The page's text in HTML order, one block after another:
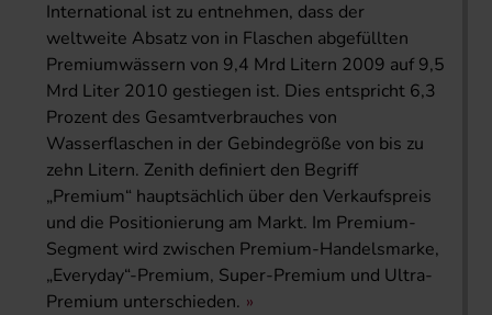
International ist zu entnehmen, dass der
weltweite Absatz von in Flaschen abgefüllten
Premiumwässern von 9,4 Mrd Litern 2009 auf 9,5
Mrd Liter 2010 gestiegen ist. Dies entspricht 6,3
Prozent des Gesamtverbrauches von
Wasserflaschen in der Gebindegröße von bis zu
zehn Litern. Zenith definiert den Begriff
„Premium“ hauptsächlich über den Verkaufspreis
und die Positionierung am Markt. Im Premium-
Segment wird zwischen Premium-Handelsmarke,
„Everyday“-Premium, Super-Premium und Ultra-
Premium unterschieden.